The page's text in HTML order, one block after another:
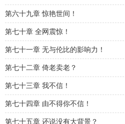
第六十九章 惊艳世间！
第七十章 全网震惊！
第七十一章 无与伦比的影响力！
第七十二章 倚老卖老？
第七十三章 我不信！
第七十四章 由不得你不信！
第七十五章 还说没有大背景？